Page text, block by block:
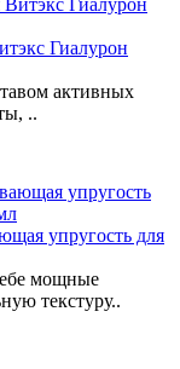
Гиалурон
активных
..
упругость для
мощные
текстуру..